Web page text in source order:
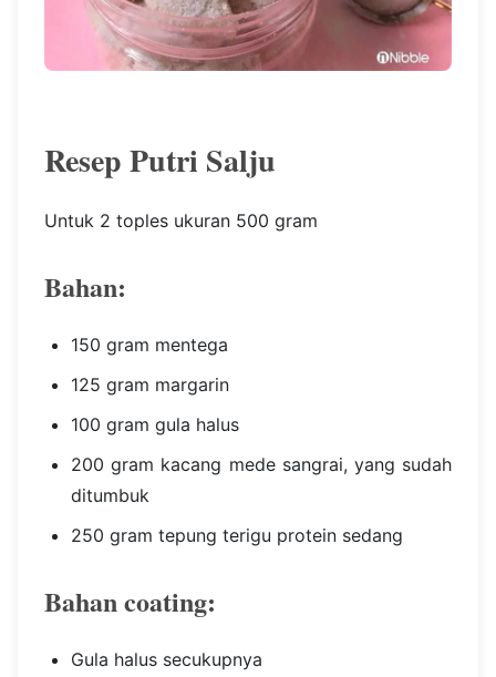
Resep Putri Salju
Untuk 2 toples ukuran 500 gram
Bahan:
150 gram mentega
125 gram margarin
100 gram gula halus
200 gram kacang mede sangrai, yang sudah
ditumbuk
250 gram tepung terigu protein sedang
Bahan coating:
Gula halus secukupnya